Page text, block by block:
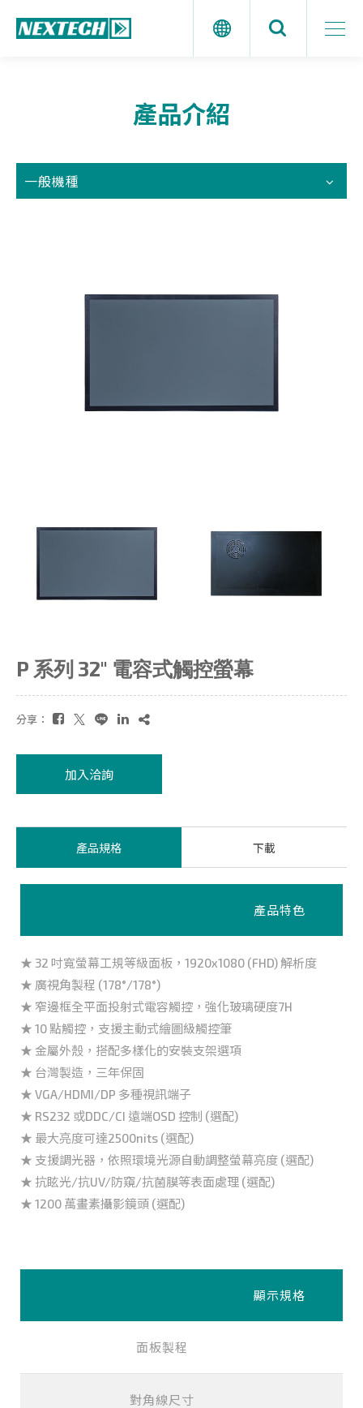
產品介紹
一般機種
P 系列 32" 電容式觸控螢幕
分享：
加入洽詢
產品規格 下載
產品特色
★ 32 吋寬螢幕工規等級面板，1920x1080 (FHD) 解析度
★ 廣視角製程 (178°/178°)
★ 窄邊框全平面投射式電容觸控，強化玻璃硬度7H
★ 10 點觸控，支援主動式繪圖級觸控筆
★ 金屬外殼，搭配多樣化的安裝支架選項
★ 台灣製造，三年保固
★ VGA/HDMI/DP 多種視訊端子
★ RS232 或DDC/CI 遠端OSD 控制 (選配)
★ 最大亮度可達2500nits (選配)
★ 支援調光器，依照環境光源自動調整螢幕亮度 (選配)
★ 抗眩光/抗UV/防窺/抗菌膜等表面處理 (選配)
★ 1200 萬畫素攝影鏡頭 (選配)
顯示規格
面板製程
對角線尺寸